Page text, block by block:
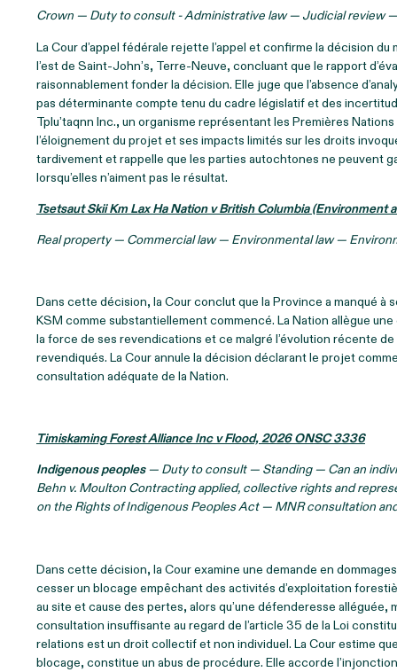
Crown — Duty to consult - Administrative law — Judicial review
La Cour d’appel fédérale rejette l’appel et confirme la décision
l’est de Saint-John’s, Terre-Neuve, concluant que le rapport
raisonnablement fonder la décision. Elle juge que l’absence
pas déterminante compte tenu du cadre législatif et des
Tplu’taqnn Inc., un organisme représentant les Premières
l’éloignement du projet et ses impacts limités sur les droits
tardivement et rappelle que les parties autochtones ne peuvent
lorsqu’elles n’aiment pas le résultat.
Tsetsaut Skii Km Lax Ha Nation v British Columbia (Environment
Real property — Commercial law — Environmental law —
Dans cette décision, la Cour conclut que la Province a manqué
KSM comme substantiellement commencé. La Nation allègue
la force de ses revendications et ce malgré l’évolution récente
revendiqués. La Cour annule la décision déclarant le projet
consultation adéquate de la Nation.
Timiskaming Forest Alliance Inc v Flood, 2026 ONSC 3336
Indigenous peoples— Duty to consult — Standing — Can an
Behn v. Moulton Contracting applied, collective rights and
on the Rights of Indigenous Peoples Act — MNR consultation
Dans cette décision, la Cour examine une demande en
cesser un blocage empêchant des activités d’exploitation
au site et cause des pertes, alors qu’une défenderesse
consultation insuffisante au regard de l’article 35 de la Loi
relations est un droit collectif et non individuel. La Cour estime
blocage, constitue un abus de procédure. Elle accorde